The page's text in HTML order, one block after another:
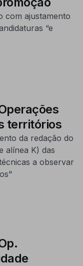
com ajustamento
“e
territórios
da redação do
alínea K) das
a observar